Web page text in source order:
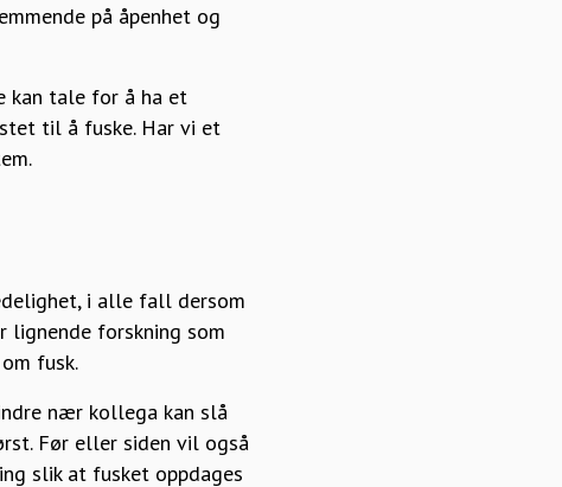
på åpenhet og
kan tale for å ha et
til å fuske. Har vi et
i alle fall dersom
lignende forskning som
fusk.
nær kollega kan slå
Før eller siden vil også
slik at fusket oppdages